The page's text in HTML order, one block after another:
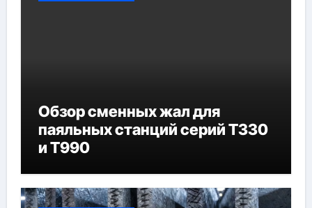
Обзор сменных жал для
паяльных станций серий T330
и T990